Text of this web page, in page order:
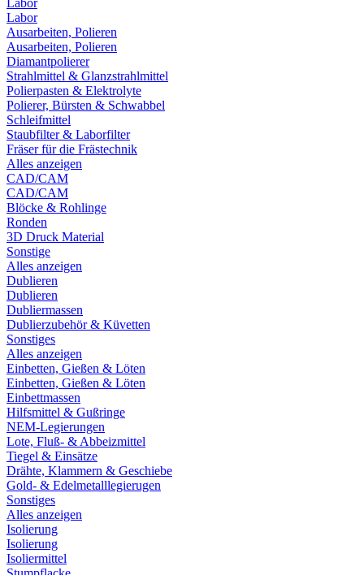
Labor
Labor
Ausarbeiten, Polieren
Ausarbeiten, Polieren
Diamantpolierer
Strahlmittel & Glanzstrahlmittel
Polierpasten & Elektrolyte
Polierer, Bürsten & Schwabbel
Schleifmittel
Staubfilter & Laborfilter
Fräser für die Frästechnik
Alles anzeigen
CAD/CAM
CAD/CAM
Blöcke & Rohlinge
Ronden
3D Druck Material
Sonstige
Alles anzeigen
Dublieren
Dublieren
Dubliermassen
Dublierzubehör & Küvetten
Sonstiges
Alles anzeigen
Einbetten, Gießen & Löten
Einbetten, Gießen & Löten
Einbettmassen
Hilfsmittel & Gußringe
NEM-Legierungen
Lote, Fluß- & Abbeizmittel
Tiegel & Einsätze
Drähte, Klammern & Geschiebe
Gold- & Edelmetalllegierugen
Sonstiges
Alles anzeigen
Isolierung
Isolierung
Isoliermittel